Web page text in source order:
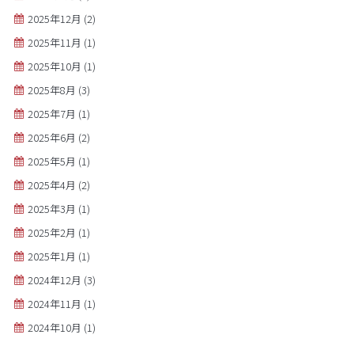
2025年12月 (2)
2025年11月 (1)
2025年10月 (1)
2025年8月 (3)
2025年7月 (1)
2025年6月 (2)
2025年5月 (1)
2025年4月 (2)
2025年3月 (1)
2025年2月 (1)
2025年1月 (1)
2024年12月 (3)
2024年11月 (1)
2024年10月 (1)